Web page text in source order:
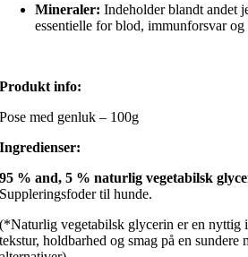
Mineraler: Indeholder blandt andet
essentielle for blod, immunforsvar og
Produkt info:
Pose med genluk – 100g
Ingredienser:
95 % and, 5 % naturlig vegetabilsk
Suppleringsfoder til hunde.
(*Naturlig vegetabilsk glycerin er en nyttig
tekstur, holdbarhed og smag på en sundere